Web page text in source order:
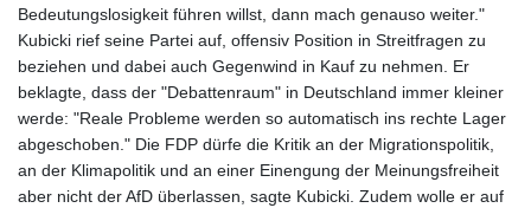
Bedeutungslosigkeit führen willst, dann mach genauso weiter."
Kubicki rief seine Partei auf, offensiv Position in Streitfragen zu
beziehen und dabei auch Gegenwind in Kauf zu nehmen. Er
beklagte, dass der "Debattenraum" in Deutschland immer kleiner
werde: "Reale Probleme werden so automatisch ins rechte Lager
abgeschoben." Die FDP dürfe die Kritik an der Migrationspolitik,
an der Klimapolitik und an einer Einengung der Meinungsfreiheit
aber nicht der AfD überlassen, sagte Kubicki. Zudem wolle er auf